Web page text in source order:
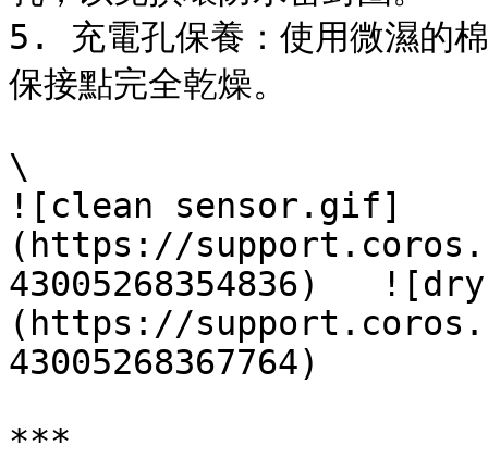
5. 充電孔保養：使用微濕的
保接點完全乾燥。
\
![clean sensor.gif]
(https://
43005268354836)
(https://
43005268367764)
***